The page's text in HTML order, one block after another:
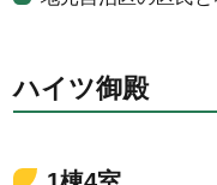
ハイツ御殿